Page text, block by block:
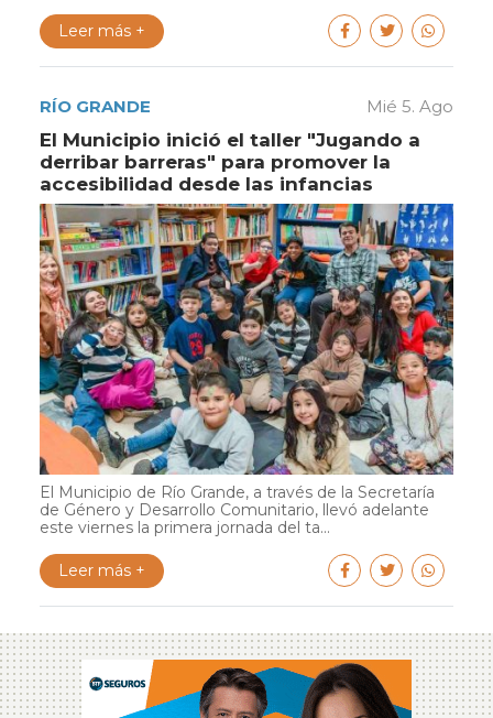
Leer más +
RÍO GRANDE Mié 5. Ago
El Municipio inició el taller "Jugando a
derribar barreras" para promover la
accesibilidad desde las infancias
El Municipio de Río Grande, a través de la Secretaría
de Género y Desarrollo Comunitario, llevó adelante
este viernes la primera jornada del ta...
Leer más +